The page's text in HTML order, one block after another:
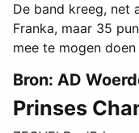
De band kreeg, net
Franka, maar 35
mee te mogen
Bron: AD
Prinses